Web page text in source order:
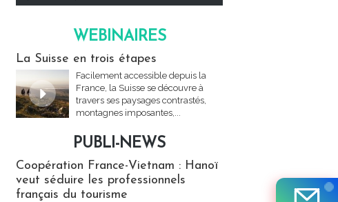
WEBINAIRES
La Suisse en trois étapes
Facilement accessible depuis la
France, la Suisse se découvre à
travers ses paysages contrastés,
montagnes imposantes,...
PUBLI-NEWS
Coopération France-Vietnam : Hanoï
veut séduire les professionnels
français du tourisme